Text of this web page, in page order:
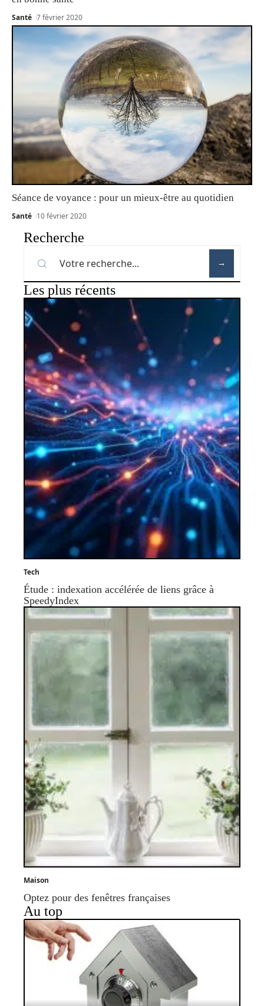
Santé 7 février 2020
Séance de voyance : pour un mieux-être au quotidien
Santé 10 février 2020
Recherche
Les plus récents
Tech
Étude : indexation accélérée de liens grâce à
SpeedyIndex
Maison
Optez pour des fenêtres françaises
Au top